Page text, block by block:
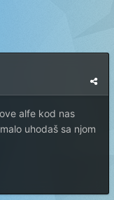
alfe kod nas
uhodaš sa njom